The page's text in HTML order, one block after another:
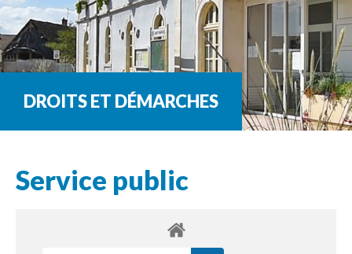
DROITS ET DÉMARCHES
Service public